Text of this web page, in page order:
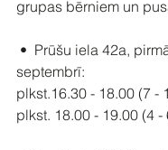
grupas bērniem un
septembrī:
plkst.16.30 - 18.00 (7 -
plkst. 18.00 - 19.00 (4 -